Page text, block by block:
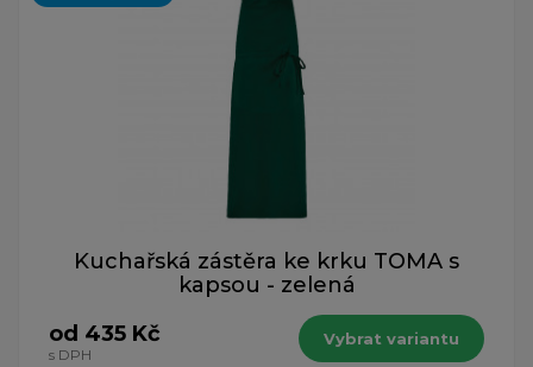
Kuchařská zástěra ke krku TOMA s
kapsou - zelená
od 435 Kč
s DPH
Vybrat variantu